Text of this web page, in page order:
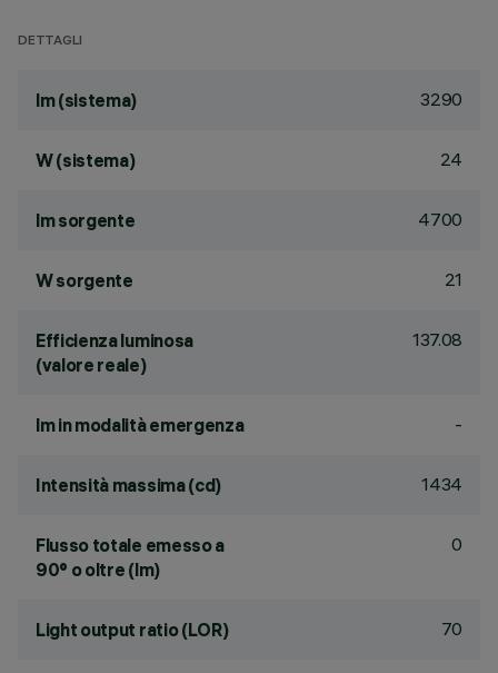
DETTAGLI
lm (sistema) 3290
W (sistema) 24
lm sorgente 4700
W sorgente 21
Efficienza luminosa
(valore reale)
137.08
lm in modalità emergenza -
Intensità massima (cd) 1434
Flusso totale emesso a
90° o oltre (lm)
0
Light output ratio (LOR) 70